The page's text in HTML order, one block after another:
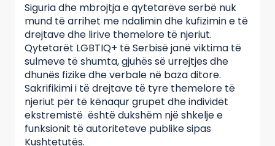
Siguria dhe mbrojtja e qytetarëve serbë nuk
mund të arrihet me ndalimin dhe kufizimin e të
drejtave dhe lirive themelore të njeriut.
Qytetarët LGBTIQ+ të Serbisë janë viktima të
sulmeve të shumta, gjuhës së urrejtjes dhe
dhunës fizike dhe verbale në baza ditore.
Sakrifikimi i të drejtave të tyre themelore të
njeriut për të kënaqur grupet dhe individët
ekstremistë është dukshëm një shkelje e
funksionit të autoriteteve publike sipas
Kushtetutës.